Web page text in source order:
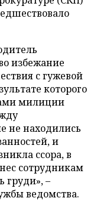
избежание
с гужевой
которого
милиции
не находились
и
ссора, в
сотрудникам
–
ведомства.